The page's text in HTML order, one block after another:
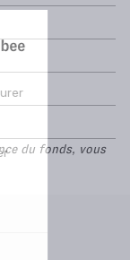
du fonds, vous